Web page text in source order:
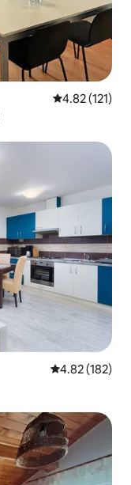
從 121 則評價
4.82 (121)
從 182 則評價
4.82 (182)